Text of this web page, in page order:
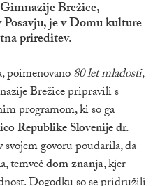
Brežice,
je v Domu kulture
prireditev.
poimenovano80 let mladosti,
Brežice pripravili s
programom, ki so ga
Republike Slovenije dr.
svojem govoru poudarila, da
temvečdom znanja, kjer